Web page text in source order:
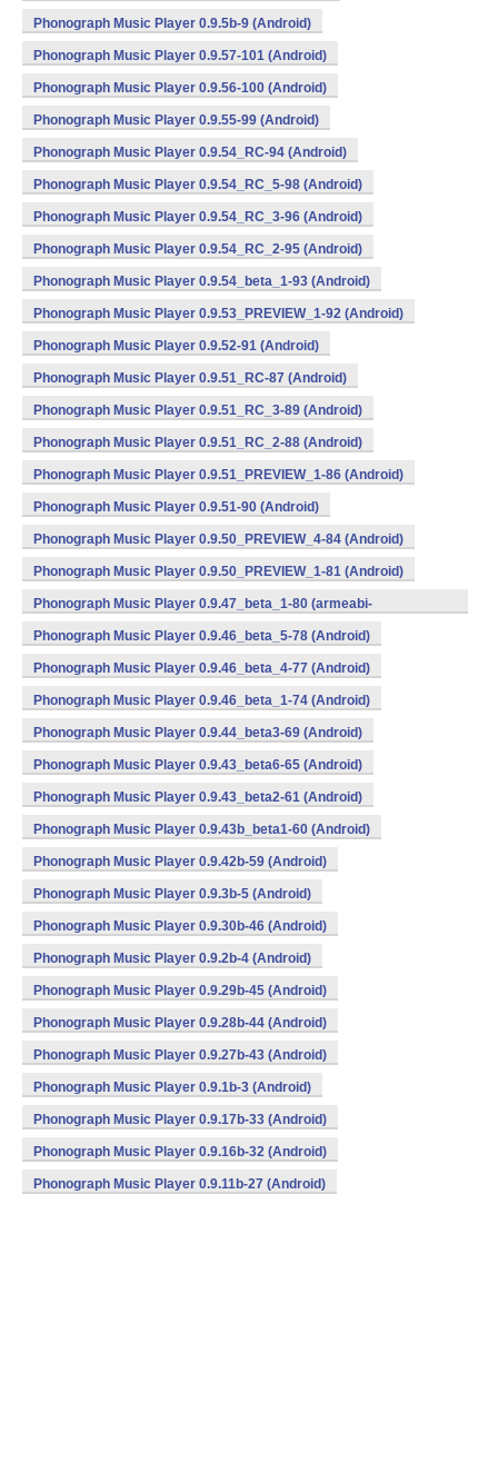
Phonograph Music Player 0.9.5b-9 (Android)
Phonograph Music Player 0.9.57-101 (Android)
Phonograph Music Player 0.9.56-100 (Android)
Phonograph Music Player 0.9.55-99 (Android)
Phonograph Music Player 0.9.54_RC-94 (Android)
Phonograph Music Player 0.9.54_RC_5-98 (Android)
Phonograph Music Player 0.9.54_RC_3-96 (Android)
Phonograph Music Player 0.9.54_RC_2-95 (Android)
Phonograph Music Player 0.9.54_beta_1-93 (Android)
Phonograph Music Player 0.9.53_PREVIEW_1-92 (Android)
Phonograph Music Player 0.9.52-91 (Android)
Phonograph Music Player 0.9.51_RC-87 (Android)
Phonograph Music Player 0.9.51_RC_3-89 (Android)
Phonograph Music Player 0.9.51_RC_2-88 (Android)
Phonograph Music Player 0.9.51_PREVIEW_1-86 (Android)
Phonograph Music Player 0.9.51-90 (Android)
Phonograph Music Player 0.9.50_PREVIEW_4-84 (Android)
Phonograph Music Player 0.9.50_PREVIEW_1-81 (Android)
Phonograph Music Player 0.9.47_beta_1-80 (armeabi-
v7a,mips,x86) (Android)
Phonograph Music Player 0.9.46_beta_5-78 (Android)
Phonograph Music Player 0.9.46_beta_4-77 (Android)
Phonograph Music Player 0.9.46_beta_1-74 (Android)
Phonograph Music Player 0.9.44_beta3-69 (Android)
Phonograph Music Player 0.9.43_beta6-65 (Android)
Phonograph Music Player 0.9.43_beta2-61 (Android)
Phonograph Music Player 0.9.43b_beta1-60 (Android)
Phonograph Music Player 0.9.42b-59 (Android)
Phonograph Music Player 0.9.3b-5 (Android)
Phonograph Music Player 0.9.30b-46 (Android)
Phonograph Music Player 0.9.2b-4 (Android)
Phonograph Music Player 0.9.29b-45 (Android)
Phonograph Music Player 0.9.28b-44 (Android)
Phonograph Music Player 0.9.27b-43 (Android)
Phonograph Music Player 0.9.1b-3 (Android)
Phonograph Music Player 0.9.17b-33 (Android)
Phonograph Music Player 0.9.16b-32 (Android)
Phonograph Music Player 0.9.11b-27 (Android)